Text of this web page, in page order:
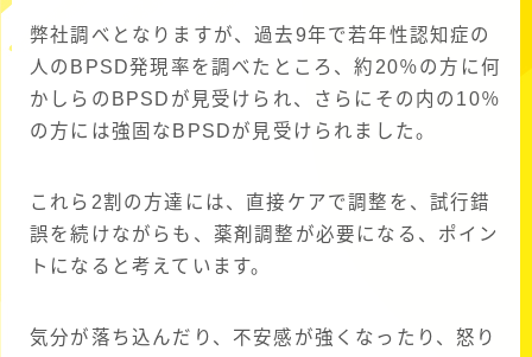
弊社調べとなりますが、過去9年で若年性認知症の
人のBPSD発現率を調べたところ、約20％の方に何
かしらのBPSDが見受けられ、さらにその内の10％
の方には強固なBPSDが見受けられました。
これら2割の方達には、直接ケアで調整を、試行錯
誤を続けながらも、薬剤調整が必要になる、ポイン
トになると考えています。
気分が落ち込んだり、不安感が強くなったり、怒り